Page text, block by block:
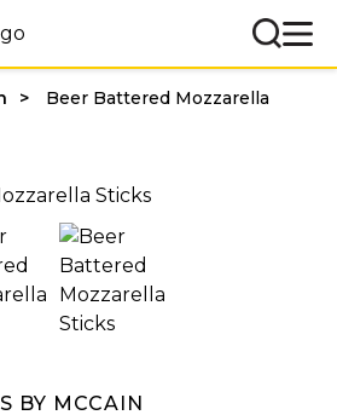
Beer Battered Mozzarella
BY MCCAIN